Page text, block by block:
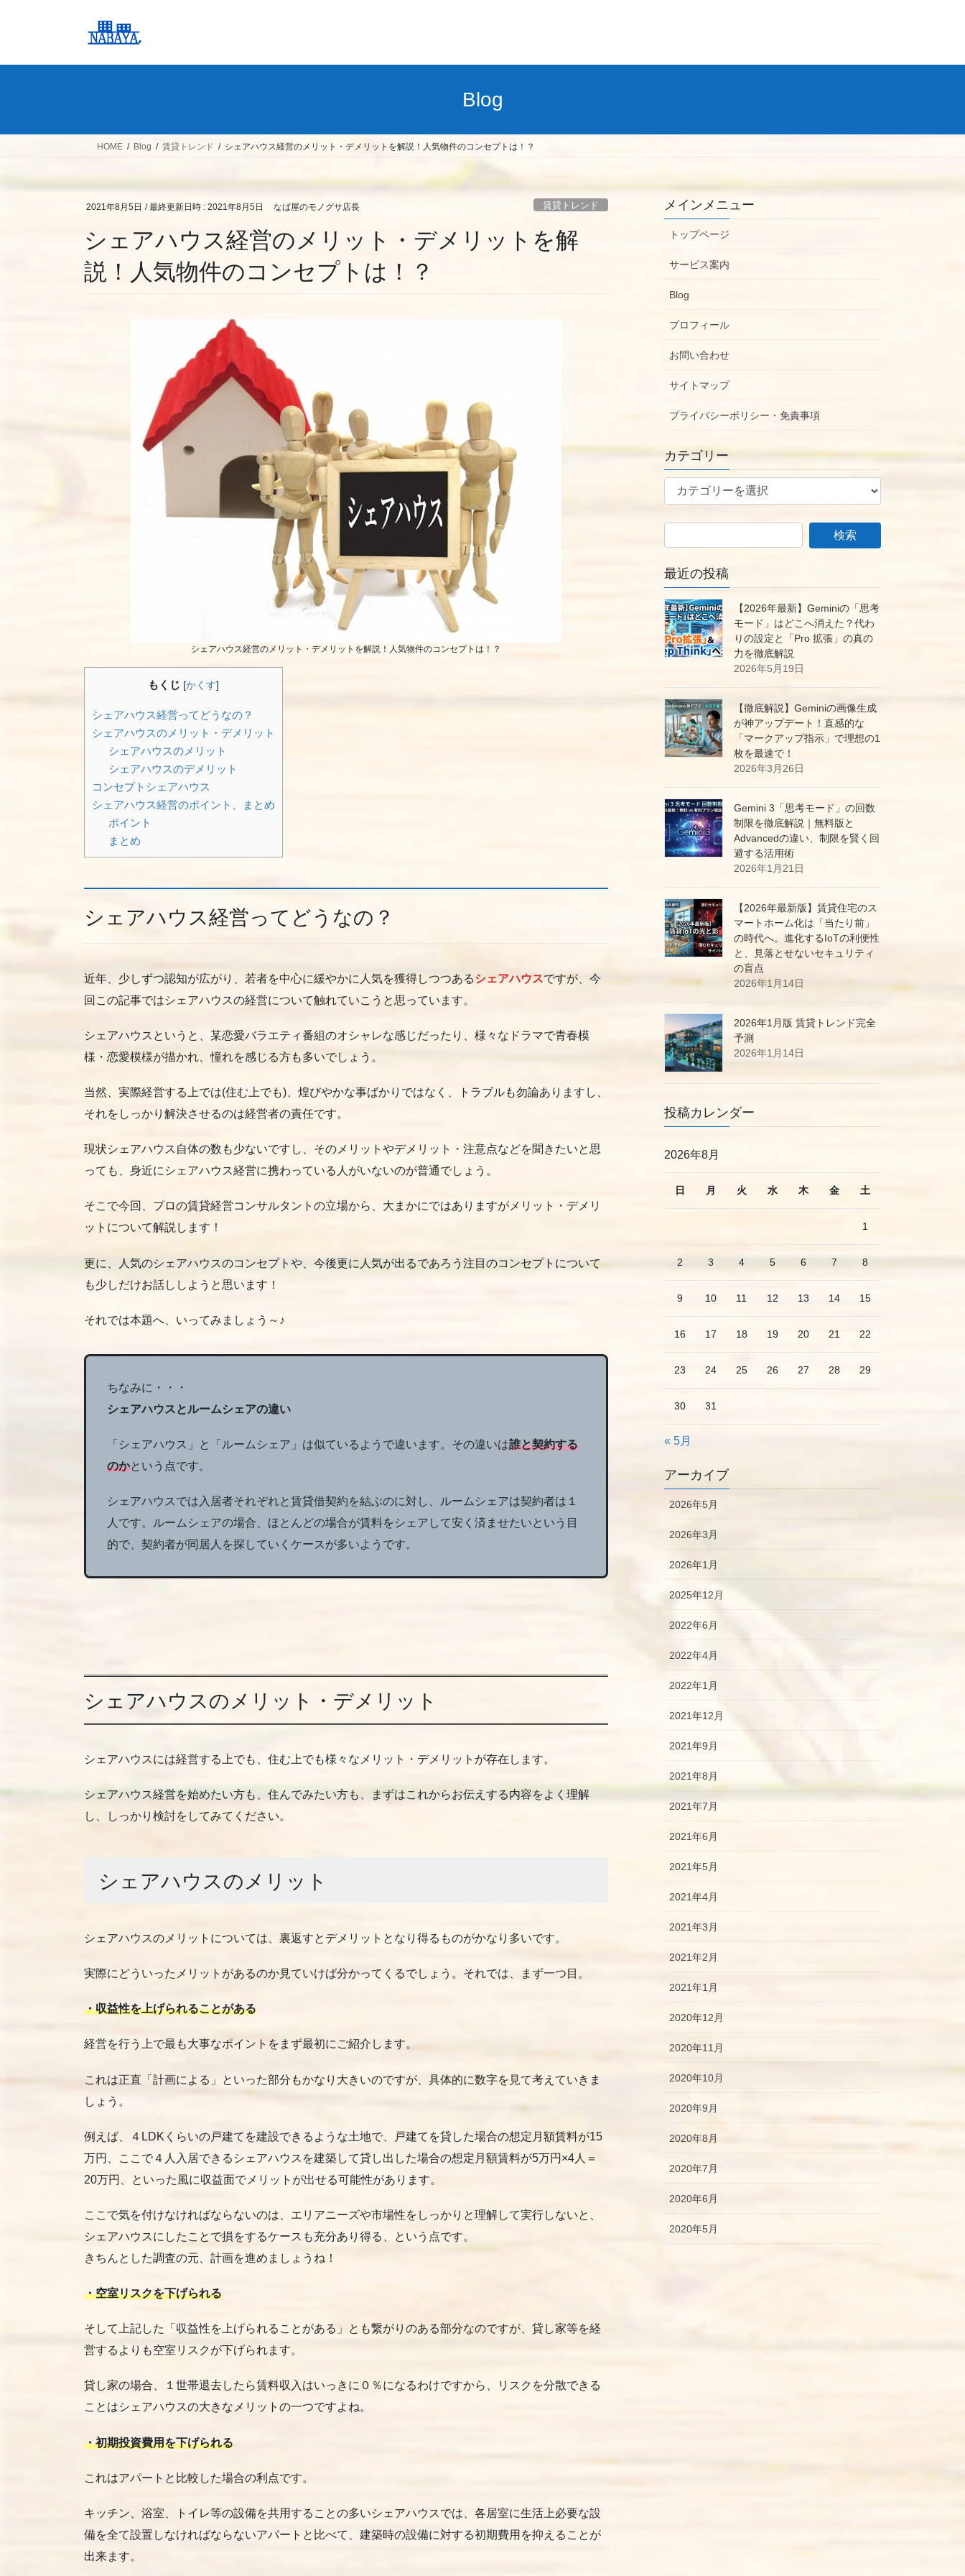
Blog
HOME Blog 賃貸トレンド シェアハウス経営のメリット・デメリットを解説！人気物件のコンセプトは！？
2021年8月5日 / 最終更新日時 : 2021年8月5日 なば屋のモノグサ店長 賃貸トレンド
シェアハウス経営のメリット・デメリットを解
説！人気物件のコンセプトは！？
シェアハウス経営のメリット・デメリットを解説！人気物件のコンセプトは！？
もくじ [かくす]
シェアハウス経営ってどうなの？
シェアハウスのメリット・デメリット
シェアハウスのメリット
シェアハウスのデメリット
コンセプトシェアハウス
シェアハウス経営のポイント、まとめ
ポイント
まとめ
シェアハウス経営ってどうなの？
近年、少しずつ認知が広がり、若者を中心に緩やかに人気を獲得しつつあるシェアハウスですが、今
回この記事ではシェアハウスの経営について触れていこうと思っています。
シェアハウスというと、某恋愛バラエティ番組のオシャレな感じだったり、様々なドラマで青春模
様・恋愛模様が描かれ、憧れを感じる方も多いでしょう。
当然、実際経営する上では(住む上でも)、煌びやかな事ばかりではなく、トラブルも勿論ありますし、
それをしっかり解決させるのは経営者の責任です。
現状シェアハウス自体の数も少ないですし、そのメリットやデメリット・注意点などを聞きたいと思
っても、身近にシェアハウス経営に携わっている人がいないのが普通でしょう。
そこで今回、プロの賃貸経営コンサルタントの立場から、大まかにではありますがメリット・デメリ
ットについて解説します！
更に、人気のシェアハウスのコンセプトや、今後更に人気が出るであろう注目のコンセプトについて
も少しだけお話ししようと思います！
それでは本題へ、いってみましょう～♪
ちなみに・・・
シェアハウスとルームシェアの違い
「シェアハウス」と「ルームシェア」は似ているようで違います。その違いは誰と契約する
のかという点です。
シェアハウスでは入居者それぞれと賃貸借契約を結ぶのに対し、ルームシェアは契約者は１
人です。ルームシェアの場合、ほとんどの場合が賃料をシェアして安く済ませたいという目
的で、契約者が同居人を探していくケースが多いようです。
シェアハウスのメリット・デメリット
シェアハウスには経営する上でも、住む上でも様々なメリット・デメリットが存在します。
シェアハウス経営を始めたい方も、住んでみたい方も、まずはこれからお伝えする内容をよく理解
し、しっかり検討をしてみてください。
シェアハウスのメリット
シェアハウスのメリットについては、裏返すとデメリットとなり得るものがかなり多いです。
実際にどういったメリットがあるのか見ていけば分かってくるでしょう。それでは、まず一つ目。
・収益性を上げられることがある
経営を行う上で最も大事なポイントをまず最初にご紹介します。
これは正直「計画による」といった部分もかなり大きいのですが、具体的に数字を見て考えていきま
しょう。
例えば、４LDKくらいの戸建てを建設できるような土地で、戸建てを貸した場合の想定月額賃料が15
万円、ここで４人入居できるシェアハウスを建築して貸し出した場合の想定月額賃料が5万円×4人＝
20万円、といった風に収益面でメリットが出せる可能性があります。
ここで気を付けなければならないのは、エリアニーズや市場性をしっかりと理解して実行しないと、
シェアハウスにしたことで損をするケースも充分あり得る、という点です。
きちんとした調査の元、計画を進めましょうね！
・空室リスクを下げられる
そして上記した「収益性を上げられることがある」とも繋がりのある部分なのですが、貸し家等を経
営するよりも空室リスクが下げられます。
貸し家の場合、１世帯退去したら賃料収入はいっきに０％になるわけですから、リスクを分散できる
ことはシェアハウスの大きなメリットの一つですよね。
・初期投資費用を下げられる
これはアパートと比較した場合の利点です。
キッチン、浴室、トイレ等の設備を共用することの多いシェアハウスでは、各居室に生活上必要な設
備を全て設置しなければならないアパートと比べて、建築時の設備に対する初期費用を抑えることが
出来ます。
メインメニュー
トップページ
サービス案内
Blog
プロフィール
お問い合わせ
サイトマップ
プライバシーポリシー・免責事項
カテゴリー
テ
最近の投稿
【2026年最新】Geminiの「思考
モード」はどこへ消えた？代わ
りの設定と「Pro 拡張」の真の
力を徹底解説
2026年5月19日
【徹底解説】Geminiの画像生成
が神アップデート！直感的な
「マークアップ指示」で理想の1
枚を最速で！
2026年3月26日
Gemini 3「思考モード」の回数
制限を徹底解説｜無料版と
Advancedの違い、制限を賢く回
避する活用術
2026年1月21日
【2026年最新版】賃貸住宅のス
マートホーム化は「当たり前」
の時代へ。進化するIoTの利便性
と、見落とせないセキュリティ
の盲点
2026年1月14日
2026年1月版 賃貸トレンド完全
予測
2026年1月14日
投稿カレンダー
2026年8月
日 月 火 水 木 金 土
1
2 3 4 5 6 7 8
9 10 11 12 13 14 15
16 17 18 19 20 21 22
23 24 25 26 27 28 29
30 31
« 5月
アーカイブ
2026年5月
2026年3月
2026年1月
2025年12月
2022年6月
2022年4月
2022年1月
2021年12月
2021年9月
2021年8月
2021年7月
2021年6月
2021年5月
2021年4月
2021年3月
2021年2月
2021年1月
2020年12月
2020年11月
2020年10月
2020年9月
2020年8月
2020年7月
2020年6月
2020年5月